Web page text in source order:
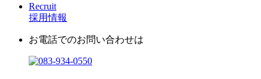
Recruit
採用情報
お電話でのお問い合わせは